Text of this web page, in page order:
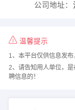
公司地址：
温馨提示
1、本平台仅供信息发布
2、请告知用人单位，是
聘信息的！